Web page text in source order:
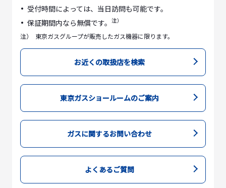
受付時間によっては、当日訪問も可能です。
保証期間内なら無償です。 注）
注） 東京ガスグループが販売したガス機器に限ります。
お近くの取扱店を検索
東京ガスショールームのご案内
ガスに関するお問い合わせ
よくあるご質問